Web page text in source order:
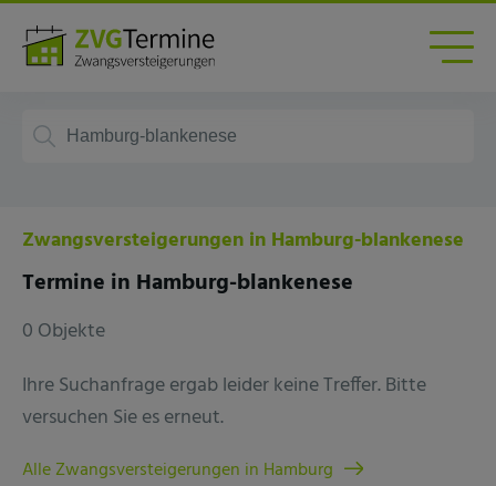
Zwangsversteigerungen in Hamburg-blankenese
Termine in Hamburg-blankenese
0 Objekte
Ihre Suchanfrage ergab leider keine Treffer. Bitte
versuchen Sie es erneut.
Alle Zwangsversteigerungen in Hamburg